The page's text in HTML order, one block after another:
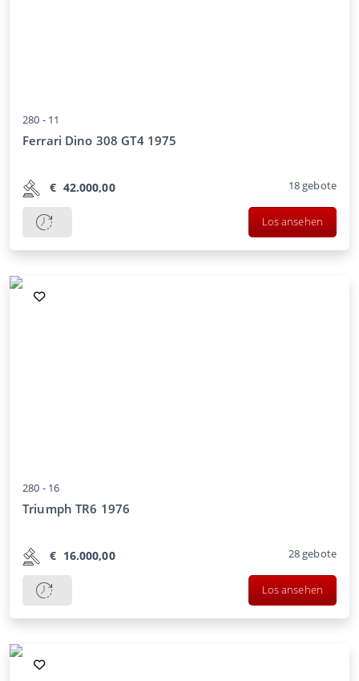
280 - 11
Ferrari Dino 308 GT4 1975
€ 42.000,00 18gebote
Los ansehen
280 - 16
Triumph TR6 1976
€ 16.000,00 28gebote
Los ansehen